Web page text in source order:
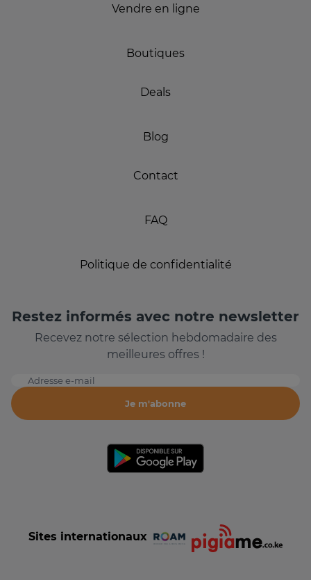
Vendre en ligne
Boutiques
Deals
Blog
Contact
FAQ
Politique de confidentialité
Restez informés avec notre newsletter
Recevez notre sélection hebdomadaire des
meilleures offres !
Adresse e-mail
Je m'abonne
Sites internationaux